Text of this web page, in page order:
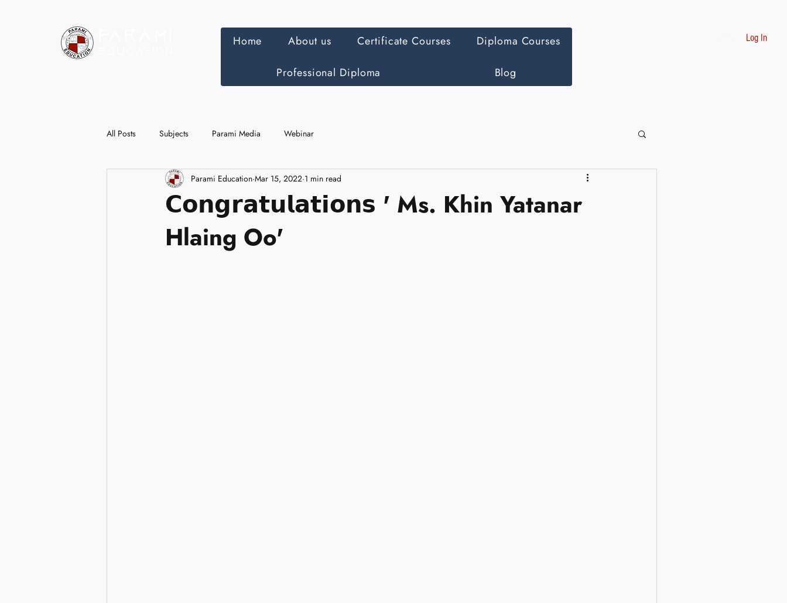
Home About us Certificate Courses Diploma Courses
Professional Diploma Blog
Log In
All Posts Subjects Parami Media Webinar
𝗖𝗼𝗻𝗴𝗿𝗮𝘁𝘂𝗹𝗮𝘁𝗶𝗼𝗻𝘀 ' Ms. Khin Yatanar
Hlaing Oo'
Parami Education Mar 15, 2022 1 min read